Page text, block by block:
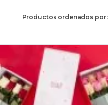
Productos ordenados por: